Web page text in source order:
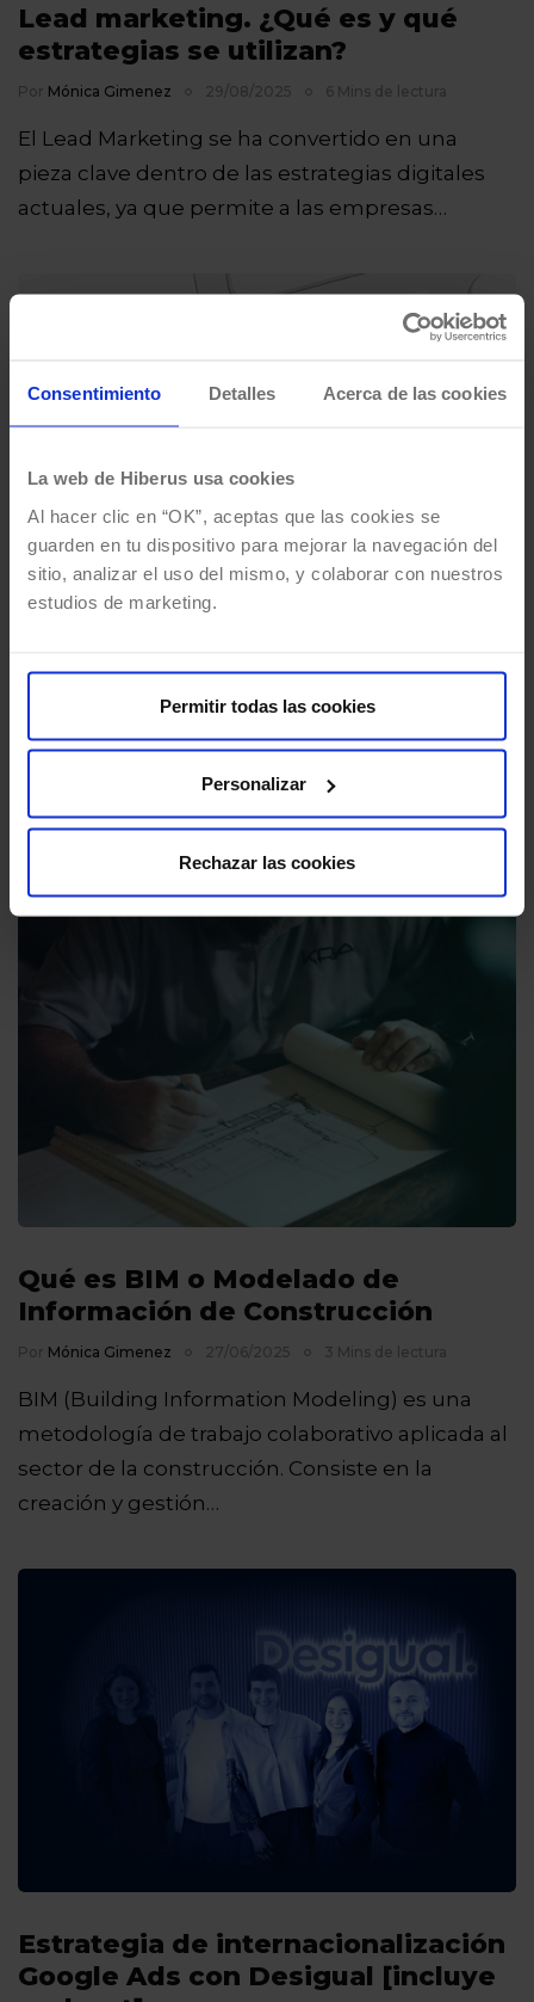
Consentimiento Detalles Acerca de las cookies
La web de Hiberus usa cookies
Al hacer clic en “OK”, aceptas que las cookies se
guarden en tu dispositivo para mejorar la navegación del
sitio, analizar el uso del mismo, y colaborar con nuestros
estudios de marketing.
Permitir todas las cookies
Personalizar
Rechazar las cookies
Lead marketing. ¿Qué es y qué
estrategias se utilizan?
Por Mónica Gimenez 29/08/2025 6 Mins de lectura
El Lead Marketing se ha convertido en una
pieza clave dentro de las estrategias digitales
actuales, ya que permite a las empresas…
¿merece la pena usarlos?
webs que visitamos. Medios digitales,…
Qué es BIM o Modelado de
Información de Construcción
Por Mónica Gimenez 27/06/2025 3 Mins de lectura
BIM (Building Information Modeling) es una
metodología de trabajo colaborativo aplicada al
sector de la construcción. Consiste en la
creación y gestión…
Estrategia de internacionalización
Google Ads con Desigual [incluye